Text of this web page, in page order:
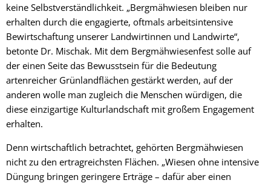
keine Selbstverständlichkeit. „Bergmähwiesen bleiben nur
erhalten durch die engagierte, oftmals arbeitsintensive
Bewirtschaftung unserer Landwirtinnen und Landwirte“,
betonte Dr. Mischak. Mit dem Bergmähwiesenfest solle auf
der einen Seite das Bewusstsein für die Bedeutung
artenreicher Grünlandflächen gestärkt werden, auf der
anderen wolle man zugleich die Menschen würdigen, die
diese einzigartige Kulturlandschaft mit großem Engagement
erhalten.
Denn wirtschaftlich betrachtet, gehörten Bergmähwiesen
nicht zu den ertragreichsten Flächen. „Wiesen ohne intensive
Düngung bringen geringere Erträge – dafür aber einen